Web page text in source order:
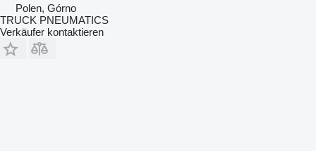
Polen, Górno
TRUCK PNEUMATICS
Verkäufer kontaktieren